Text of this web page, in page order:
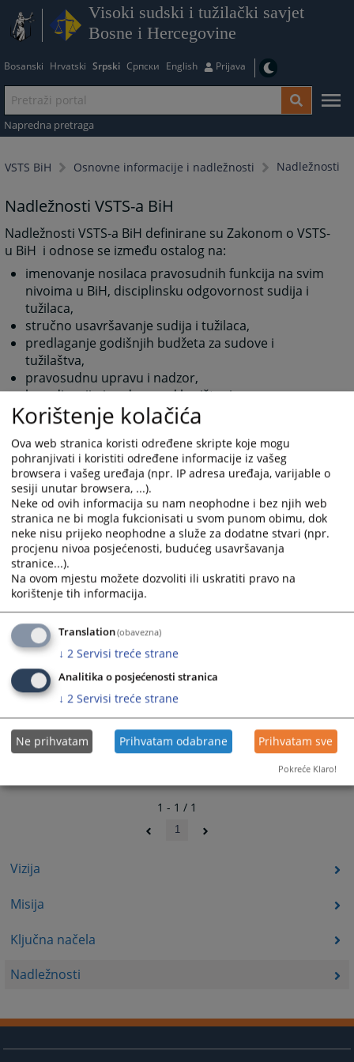
Visoki sudski i tužilački savjet
Bosne i Hercegovine
Bosanski Hrvatski Srpski Српски English Prijava
Napredna pretraga
VSTS BiH Osnovne informacije i nadležnosti Nadležnosti
Vizija
Misija
Ključna načela
Nadležnosti
Nadležnosti VSTS-a BiH
Nadležnosti VSTS-a BiH definirane su Zakonom o VSTS-
u BiH i odnose se između ostalog na:
imenovanje nosilaca pravosudnih funkcija na svim
nivoima u BiH, disciplinsku odgovornost sudija i
tužilaca,
stručno usavršavanje sudija i tužilaca,
predlaganje godišnjih budžeta za sudove i
tužilaštva,
pravosudnu upravu i nadzor,
koordinaciju i nadzor nad korištenjem
informacijske tehnologije u sudovima i tužilaštvima,
davanje mišljenja o nacrtima zakona, propisa i
važnim pitanjima koja mogu utjecati na pravosuđe,
i
pokretanje postupka usvajanja zakona i drugih
propisa u oblastima značajnim za pravosuđe.
255PREGLEDA
1 - 1 / 1
1
Korištenje kolačića
Ova web stranica koristi određene skripte koje mogu
pohranjivati i koristiti određene informacije iz vašeg
browsera i vašeg uređaja (npr. IP adresa uređaja, varijable o
sesiji unutar browsera, ...).
Neke od ovih informacija su nam neophodne i bez njih web
stranica ne bi mogla fukcionisati u svom punom obimu, dok
neke nisu prijeko neophodne a služe za dodatne stvari (npr.
procjenu nivoa posjećenosti, budućeg usavršavanja
stranice...).
Na ovom mjestu možete dozvoliti ili uskratiti pravo na
korištenje tih informacija.
Translation(obavezna)
↓ 2 Servisi treće strane
Analitika o posjećenosti stranica
↓ 2 Servisi treće strane
Ne prihvatam Prihvatam odabrane Prihvatam sve
Pokreće Klaro!